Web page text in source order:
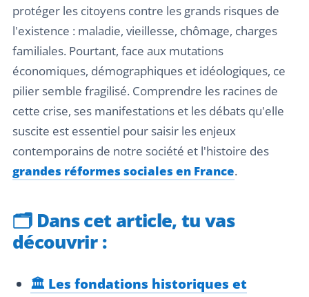
protéger les citoyens contre les grands risques de
l'existence : maladie, vieillesse, chômage, charges
familiales. Pourtant, face aux mutations
économiques, démographiques et idéologiques, ce
pilier semble fragilisé. Comprendre les racines de
cette crise, ses manifestations et les débats qu'elle
suscite est essentiel pour saisir les enjeux
contemporains de notre société et l'histoire des
grandes réformes sociales en France.
🗂️ Dans cet article, tu vas
découvrir :
🏛️ Les fondations historiques et